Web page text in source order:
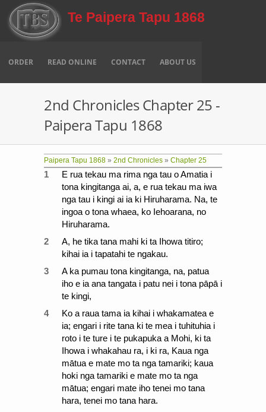
Skip to main content
Te Paipera Tapu 1868
ORDER READ ONLINE CONTACT ABOUT US
2nd Chronicles Chapter 25 -
Paipera Tapu 1868
Paipera Tapu 1868 » 2nd Chronicles » Chapter 25
1
E rua tekau ma rima nga tau o Amatia i
tona kingitanga ai, a, e rua tekau ma iwa
nga tau i kingi ai ia ki Hiruharama. Na, te
ingoa o tona whaea, ko Iehoarana, no
Hiruharama.
2
A, he tika tana mahi ki ta Ihowa titiro;
kihai ia i tapatahi te ngakau.
3
A ka pumau tona kingitanga, na, patua
iho e ia ana tangata i patu nei i tona pāpā i
te kingi,
4
Ko a raua tama ia kihai i whakamatea e
ia; engari i rite tana ki te mea i tuhituhia i
roto i te ture i te pukapuka a Mohi, ki ta
Ihowa i whakahau ra, i ki ra, Kaua nga
mātua e mate mo ta nga tamariki; kaua
hoki nga tamariki e mate mo ta nga
mātua; engari mate iho tenei mo tana
hara, tenei mo tana hara.